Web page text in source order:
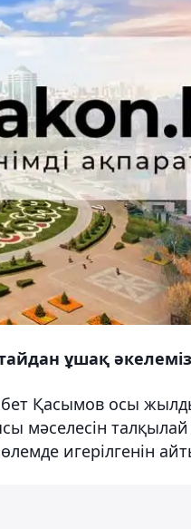
ұшақ
Қасымов осы
мәселесін
игерілгенін